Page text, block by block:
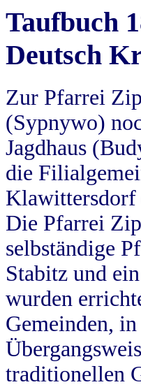
Taufbuch
Deutsch
Zur Pfarrei
(Sypnywo)
Jagdhaus
die
Klawittersdorf
Die Pfarrei
selbständige
Stabitz und
wurden
Gemeinden,
traditionellen